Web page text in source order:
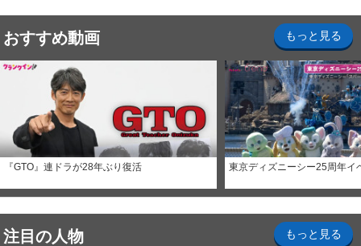
おすすめ動画 もっと見る
『GTO』連ドラが28年ぶり復活 東京ディズニーシー25周年イ
注目の人物 もっと見る